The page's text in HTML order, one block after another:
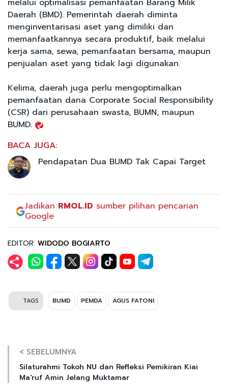
melalui optimalisasi pemanfaatan Barang Milik
Daerah (BMD). Pemerintah daerah diminta
menginventarisasi aset yang dimiliki dan
memanfaatkannya secara produktif, baik melalui
kerja sama, sewa, pemanfaatan bersama, maupun
penjualan aset yang tidak lagi digunakan.
Kelima, daerah juga perlu mengoptimalkan
pemanfaatan dana Corporate Social Responsibility
(CSR) dari perusahaan swasta, BUMN, maupun
BUMD.
BACA JUGA:
Pendapatan Dua BUMD Tak Capai Target
Jadikan RMOL.ID sumber pilihan pencarian
Google
EDITOR: WIDODO BOGIARTO
TAGS BUMD PEMDA AGUS FATONI
< SEBELUMNYA
Silaturahmi Tokoh NU dan Refleksi Pemikiran Kiai
Ma'ruf Amin Jelang Muktamar